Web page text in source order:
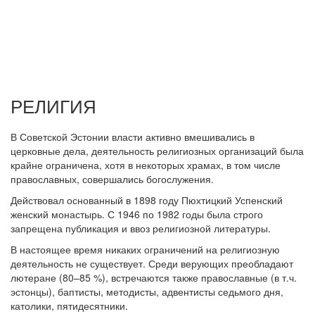
РЕЛИГИЯ
В Советской Эстонии власти активно вмешивались в
церковные дела, деятельность религиозных организаций была
крайне ограничена, хотя в некоторых храмах, в том числе
православных, совершались богослужения.
Действовал основанный в 1898 году Пюхтицкий Успенский
женский монастырь. С 1946 по 1982 годы была строго
запрещена публикация и ввоз религиозной литературы.
В настоящее время никаких ограничений на религиозную
деятельность не существует. Среди верующих преобладают
лютеране (80–85 %), встречаются также православные (в т.ч.
эстонцы), баптисты, методисты, адвентисты седьмого дня,
католики, пятидесятники.